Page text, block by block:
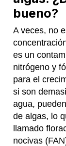
bueno?
A veces, no
es un
nitrógeno y
para el
si son
agua,
de algas, lo
llamado
nocivas